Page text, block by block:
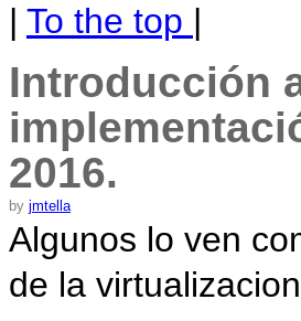
| To the top |
Introducción
2016.
by jmtella
Algunos lo ven
de la